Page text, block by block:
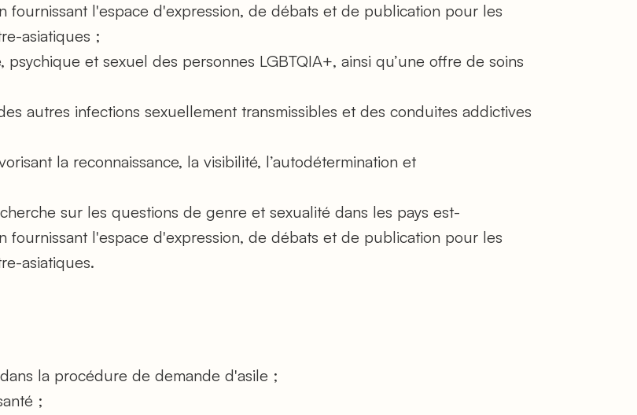
fournissant l'espace d'expression, de débats et de publication pour les
asiatiques ;
et sexuel des personnes LGBTQIA+, ainsi qu’une offre de soins
autres infections sexuellement transmissibles et des conduites addictives
la reconnaissance, la visibilité, l’autodétermination et
sur les questions de genre et sexualité dans les pays est-
fournissant l'espace d'expression, de débats et de publication pour les
asiatiques.
la procédure de demande d'asile ;
;